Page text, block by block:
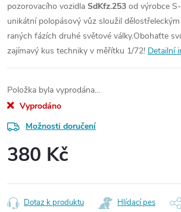
pozorovacího vozidla SdKfz.253 od výrobce
unikátní polopásový vůz sloužil
raných fázích druhé světové války.Obohaťte
zajímavý kus techniky v měřítku 1/72! Detailní
Položka byla vyprodána…
Vyprodáno
Možnosti doručení
380 Kč
cena:
Dotaz k produktu Hlídací pes